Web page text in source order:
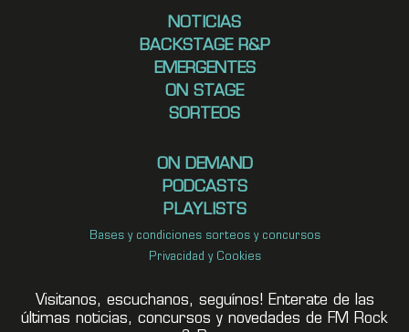
NOTICIAS
BACKSTAGE R&P
EMERGENTES
ON STAGE
SORTEOS
ON DEMAND
PODCASTS
PLAYLISTS
Bases y condiciones sorteos y concursos
Privacidad y Cookies
Visitanos, escuchanos, seguínos! Enterate de las
últimas noticias, concursos y novedades de FM Rock